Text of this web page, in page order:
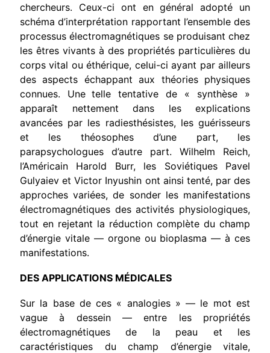
chercheurs. Ceux-ci ont en général adopté un
schéma d’interprétation rapportant l’ensemble des
processus électromagnétiques se produisant chez
les êtres vivants à des proprié­tés particulières du
corps vital ou éthérique, celui-ci ayant par ail­leurs
des aspects échappant aux théories physiques
connues. Une telle tentative de « synthèse »
apparaît nettement dans les explica­tions
avancées par les radiesthésistes, les guérisseurs
et les théoso­phes d’une part, les
parapsychologues d’autre part. Wilhelm Reich,
l’Américain Harold Burr, les Soviétiques Pavel
Gulyaiev et Victor Inyushin ont ainsi tenté, par des
approches variées, de sonder les manifestations
électromagnétiques des activités physiologiques,
tout en rejetant la réduction complète du champ
d’énergie vitale — orgone ou bioplasma — à ces
manifestations.
DES APPLICATIONS MÉDICALES
Sur la base de ces « analogies » — le mot est
vague à dessein — entre les propriétés
électromagnétiques de la peau et les
caractéristiques du champ d’énergie vitale,